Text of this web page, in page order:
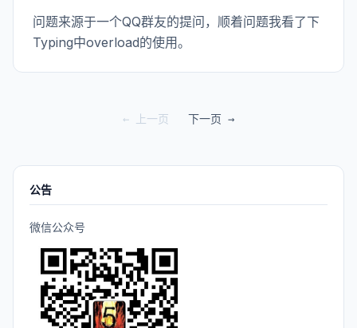
问题来源于一个QQ群友的提问，顺着问题我看了下
Typing中overload的使用。
← 上一页 下一页 →
公告
微信公众号